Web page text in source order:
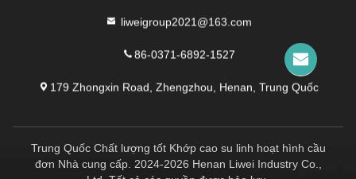
liweigroup2021@163.com
86-0371-6892-1527
179 Zhongxin Road, Zhengzhou, Henan, Trung Quốc
Trung Quốc Chất lượng tốt Khớp cao su linh hoạt hình cầu
đơn Nhà cung cấp. 2024-2026 Henan Liwei Industry Co.,